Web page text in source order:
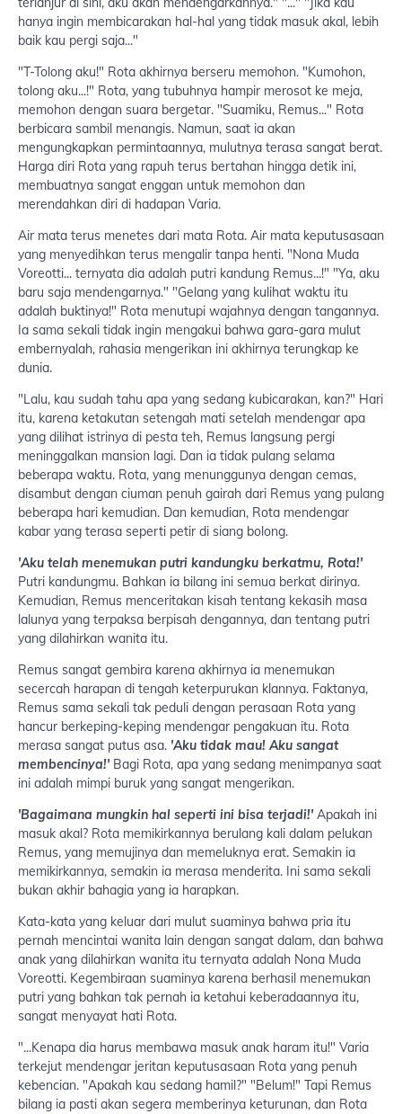
hanya ingin membicarakan hal-hal yang tidak masuk akal, lebih
baik kau pergi saja..."
"T-Tolong aku!" Rota akhirnya berseru memohon. "Kumohon,
tolong aku...!" Rota, yang tubuhnya hampir merosot ke meja,
memohon dengan suara bergetar. "Suamiku, Remus..." Rota
berbicara sambil menangis. Namun, saat ia akan
mengungkapkan permintaannya, mulutnya terasa sangat berat.
Harga diri Rota yang rapuh terus bertahan hingga detik ini,
membuatnya sangat enggan untuk memohon dan
merendahkan diri di hadapan Varia.
Air mata terus menetes dari mata Rota. Air mata keputusasaan
yang menyedihkan terus mengalir tanpa henti. "Nona Muda
Voreotti... ternyata dia adalah putri kandung Remus...!" "Ya, aku
baru saja mendengarnya." "Gelang yang kulihat waktu itu
adalah buktinya!" Rota menutupi wajahnya dengan tangannya.
Ia sama sekali tidak ingin mengakui bahwa gara-gara mulut
embernyalah, rahasia mengerikan ini akhirnya terungkap ke
dunia.
"Lalu, kau sudah tahu apa yang sedang kubicarakan, kan?" Hari
itu, karena ketakutan setengah mati setelah mendengar apa
yang dilihat istrinya di pesta teh, Remus langsung pergi
meninggalkan mansion lagi. Dan ia tidak pulang selama
beberapa waktu. Rota, yang menunggunya dengan cemas,
disambut dengan ciuman penuh gairah dari Remus yang pulang
beberapa hari kemudian. Dan kemudian, Rota mendengar
kabar yang terasa seperti petir di siang bolong.
'Aku telah menemukan putri kandungku berkatmu, Rota!'
Putri kandungmu. Bahkan ia bilang ini semua berkat dirinya.
Kemudian, Remus menceritakan kisah tentang kekasih masa
lalunya yang terpaksa berpisah dengannya, dan tentang putri
yang dilahirkan wanita itu.
Remus sangat gembira karena akhirnya ia menemukan
secercah harapan di tengah keterpurukan klannya. Faktanya,
Remus sama sekali tak peduli dengan perasaan Rota yang
hancur berkeping-keping mendengar pengakuan itu. Rota
merasa sangat putus asa. 'Aku tidak mau! Aku sangat
membencinya!'Bagi Rota, apa yang sedang menimpanya saat
ini adalah mimpi buruk yang sangat mengerikan.
'Bagaimana mungkin hal seperti ini bisa terjadi!'Apakah ini
masuk akal? Rota memikirkannya berulang kali dalam pelukan
Remus, yang memujinya dan memeluknya erat. Semakin ia
memikirkannya, semakin ia merasa menderita. Ini sama sekali
bukan akhir bahagia yang ia harapkan.
Kata-kata yang keluar dari mulut suaminya bahwa pria itu
pernah mencintai wanita lain dengan sangat dalam, dan bahwa
anak yang dilahirkan wanita itu ternyata adalah Nona Muda
Voreotti. Kegembiraan suaminya karena berhasil menemukan
putri yang bahkan tak pernah ia ketahui keberadaannya itu,
sangat menyayat hati Rota.
"...Kenapa dia harus membawa masuk anak haram itu!" Varia
terkejut mendengar jeritan keputusasaan Rota yang penuh
kebencian. "Apakah kau sedang hamil?" "Belum!" Tapi Remus
bilang ia pasti akan segera memberinya keturunan, dan Rota